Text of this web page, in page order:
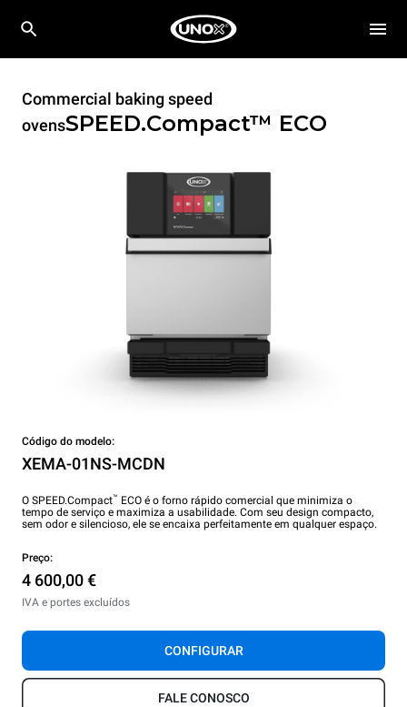
Commercial baking speed
ovensSPEED.Compact™ ECO
Código do modelo:
XEMA-01NS-MCDN
O SPEED.Compact™ ECO é o forno rápido comercial que minimiza o
tempo de serviço e maximiza a usabilidade. Com seu design compacto,
sem odor e silencioso, ele se encaixa perfeitamente em qualquer espaço.
Preço:
4 600,00 €
IVA e portes excluídos
CONFIGURAR
FALE CONOSCO